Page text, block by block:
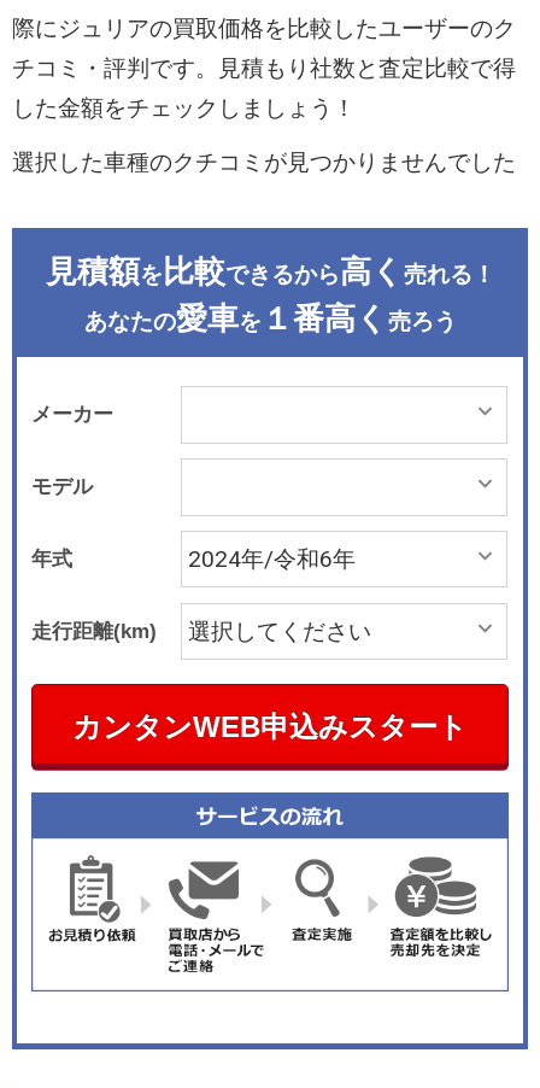
際にジュリアの買取価格を比較したユーザーのク
チコミ・評判です。見積もり社数と査定比較で得
した金額をチェックしましょう！
選択した車種のクチコミが見つかりませんでした
見積額を 比較できるから高く 売れる！
あなたの愛車を １番高く 売ろう
メーカー
モデル
年式
走行距離(km)
カンタンWEB申込みスタート